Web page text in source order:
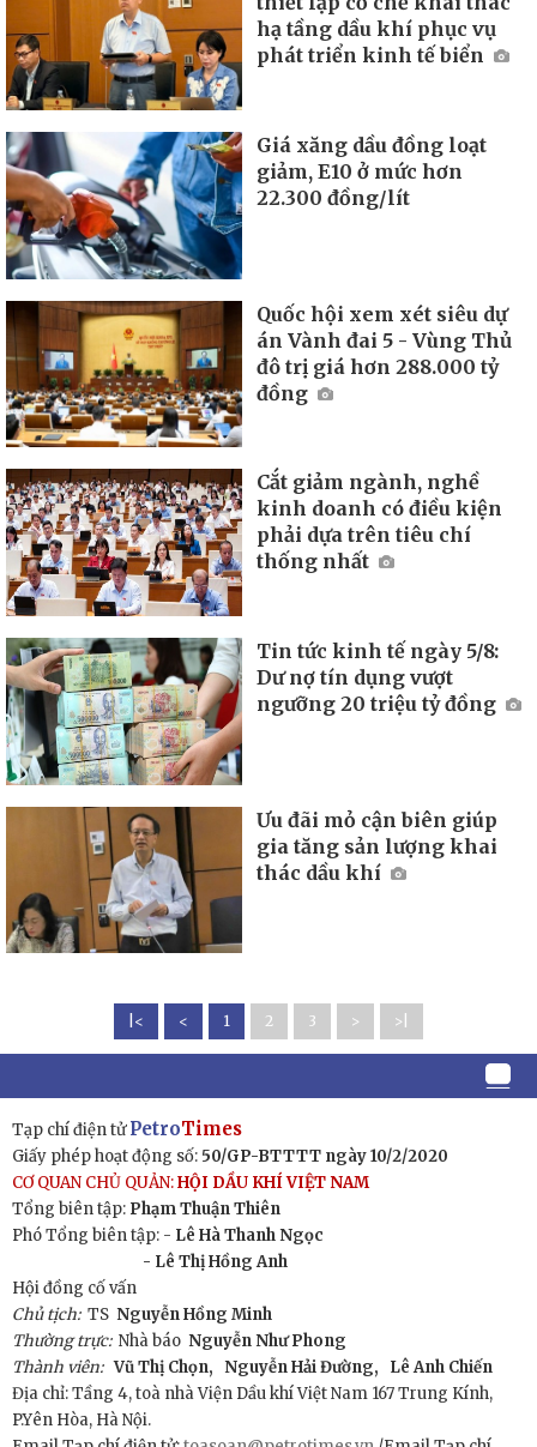
hạ tầng dầu khí phục vụ
phát triển kinh tế biển
Giá xăng dầu đồng loạt
giảm, E10 ở mức hơn
22.300 đồng/lít
Quốc hội xem xét siêu dự
án Vành đai 5 - Vùng Thủ
đô trị giá hơn 288.000 tỷ
đồng
Cắt giảm ngành, nghề
kinh doanh có điều kiện
phải dựa trên tiêu chí
thống nhất
Tin tức kinh tế ngày 5/8:
Dư nợ tín dụng vượt
ngưỡng 20 triệu tỷ đồng
Ưu đãi mỏ cận biên giúp
gia tăng sản lượng khai
thác dầu khí
|< < 1 2 3 > >|
Tạp chí điện tửPetroTimes
Giấy phép hoạt động số: 50/GP-BTTTT ngày 10/2/2020
CƠ QUAN CHỦ QUẢN:HỘI DẦU KHÍ VIỆT NAM
Tổng biên tập: Phạm Thuận Thiên
Phó Tổng biên tập: - Lê Hà Thanh Ngọc
- Lê Thị Hồng Anh
Hội đồng cố vấn
Chủ tịch:TS Nguyễn Hồng Minh
Thường trực: Nhà báo Nguyễn Như Phong
Thành viên: Vũ Thị Chọn, Nguyễn Hải Đường,
Lê Anh Chiến
Địa chỉ: Tầng 4, toà nhà Viện Dầu khí Việt Nam 167 Trung Kính,
P.Yên Hòa, Hà Nội.